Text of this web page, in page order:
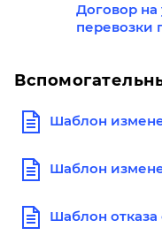
Договор на
перевозки
Шаблон
Шаблон
Шаблон отказа